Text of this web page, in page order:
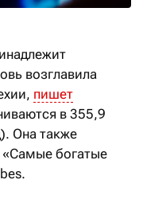
возглавила
пишет
в 355,9
Она также
«Самые богатые